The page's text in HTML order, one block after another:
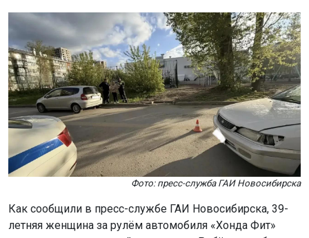
Фото: пресс-служба ГАИ Новосибирска
Как сообщили в пресс-службе ГАИ Новосибирска, 39-
летняя женщина за рулём автомобиля «Хонда Фит»